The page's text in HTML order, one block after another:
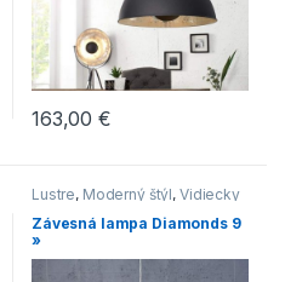
163,00€
Lustre, Moderný štýl, Vidiecky
štýl
Závesná lampa Diamonds 9
»